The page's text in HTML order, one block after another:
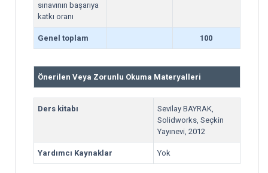
sınavının başarıya
katkı oranı
Genel toplam 100
Önerilen Veya Zorunlu Okuma Materyalleri
Ders kitabı
Sevilay BAYRAK,
Solidworks, Seçkin
Yayınevi, 2012
Yardımcı Kaynaklar Yok